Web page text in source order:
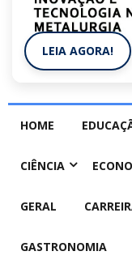
LEIA AGORA!
HOME
CIÊNCIA
GERAL
GASTRONOMIA